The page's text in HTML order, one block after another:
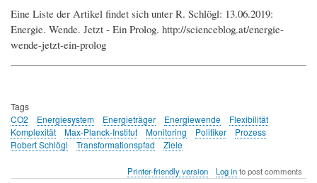
Eine Liste der Artikel findet sich unter R. Schlögl: 13.06.2019:
Energie. Wende. Jetzt - Ein Prolog. http://scienceblog.at/energie-
wende-jetzt-ein-prolog
Tags
CO2
Energiesystem Energieträger Energiewende
Flexibilität
Komplexität
Max-Planck-Institut Monitoring Politiker
Prozess
Robert Schlögl
Transformationspfad Ziele
Printer-friendly version Log into post comments